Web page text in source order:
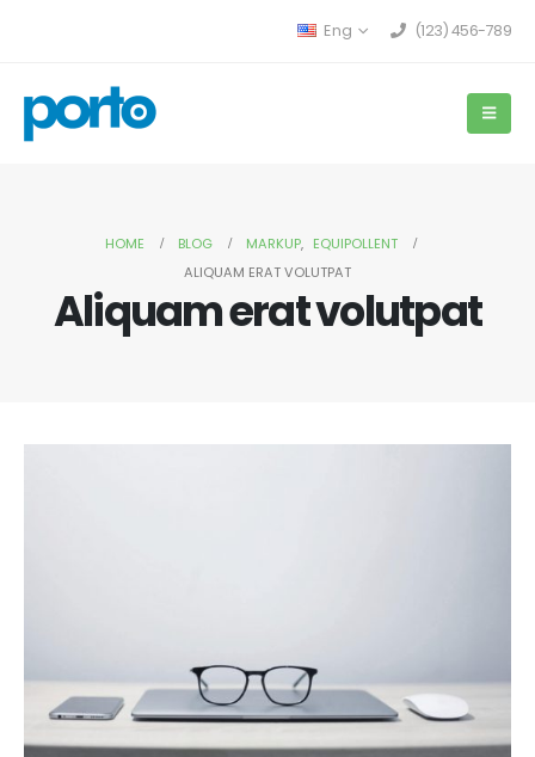
Eng (123) 456-789
HOME BLOG MARKUP, EQUIPOLLENT
ALIQUAM ERAT VOLUTPAT
Aliquam erat volutpat